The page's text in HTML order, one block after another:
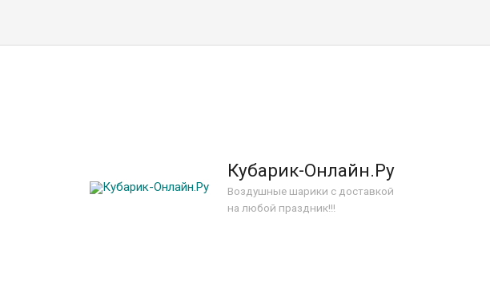
Кубарик-Онлайн.Ру
Воздушные шарики с доставкой
на любой праздник!!!